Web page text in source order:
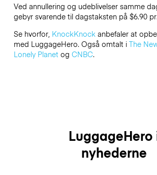
Ved annullering og udeblivelser samme
gebyr svarende til dagstaksten på $6.90
Se hvorfor, KnockKnockanbefaler at
med LuggageHero. Også omtalt i The
Lonely Planetog CNBC.
LuggageHero
nyhederne